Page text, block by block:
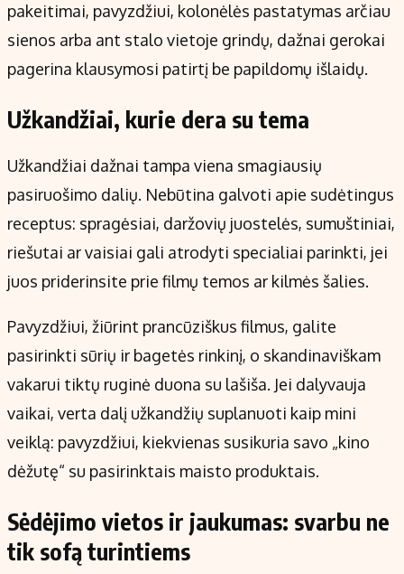
pakeitimai, pavyzdžiui, kolonėlės pastatymas arčiau
sienos arba ant stalo vietoje grindų, dažnai gerokai
pagerina klausymosi patirtį be papildomų išlaidų.
Užkandžiai, kurie dera su tema
Užkandžiai dažnai tampa viena smagiausių
pasiruošimo dalių. Nebūtina galvoti apie sudėtingus
receptus: spragėsiai, daržovių juostelės, sumuštiniai,
riešutai ar vaisiai gali atrodyti specialiai parinkti, jei
juos priderinsite prie filmų temos ar kilmės šalies.
Pavyzdžiui, žiūrint prancūziškus filmus, galite
pasirinkti sūrių ir bagetės rinkinį, o skandinaviškam
vakarui tiktų ruginė duona su lašiša. Jei dalyvauja
vaikai, verta dalį užkandžių suplanuoti kaip mini
veiklą: pavyzdžiui, kiekvienas susikuria savo „kino
dėžutę“ su pasirinktais maisto produktais.
Sėdėjimo vietos ir jaukumas: svarbu ne
tik sofą turintiems